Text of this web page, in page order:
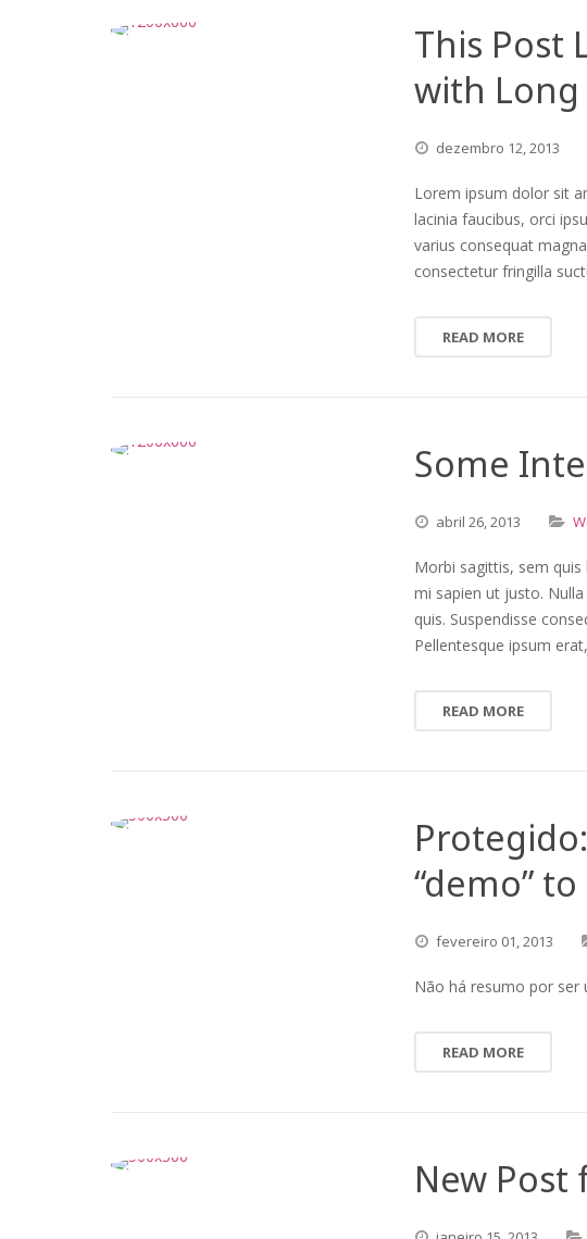
This Post
with
dezembro 12,2013
Lorem ipsum dolor sit
lacinia faucibus, orci
varius consequat
consectetur fringilla
READ MORE
Some
abril 26,2013
Morbi sagittis, sem
mi sapien ut justo.
quis. Suspendisse
Pellentesque ipsum
READ MORE
“demo”
fevereiro 01,2013
Não há resumo por ser
READ MORE
New Post